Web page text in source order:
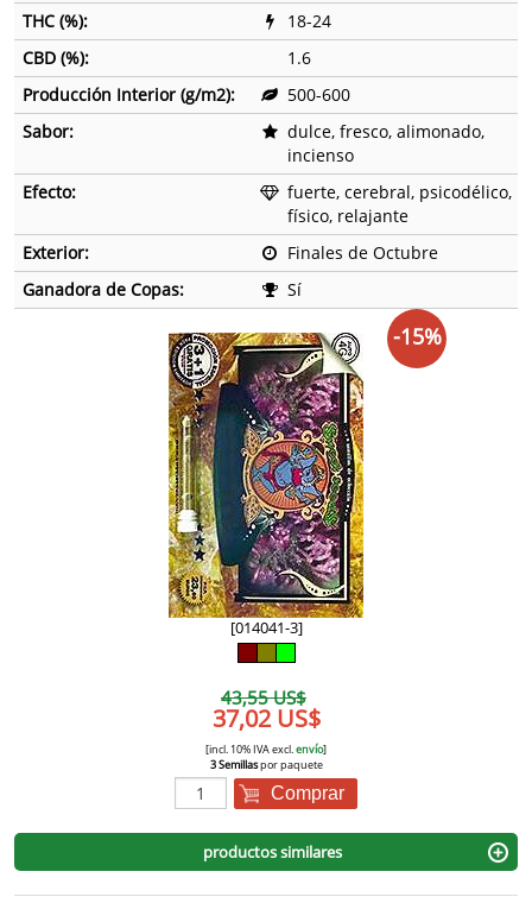
THC (%):
18-24
CBD (%):
1.6
Producción Interior (g/m2):
500-600
Sabor:
dulce, fresco, alimonado,
incienso
Efecto:
fuerte, cerebral, psicodélico,
físico, relajante
Exterior:
Finales de Octubre
Ganadora de Copas:
Sí
[014041-3]
43,55 US$
37,02 US$
[incl. 10% IVA excl.envío]
3 Semillaspor paquete
Comprar
-15%
productos similares